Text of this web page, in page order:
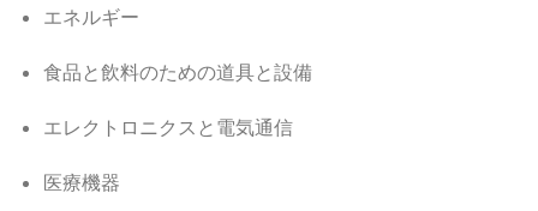
エネルギー
食品と飲料のための道具と設備
エレクトロニクスと電気通信
医療機器